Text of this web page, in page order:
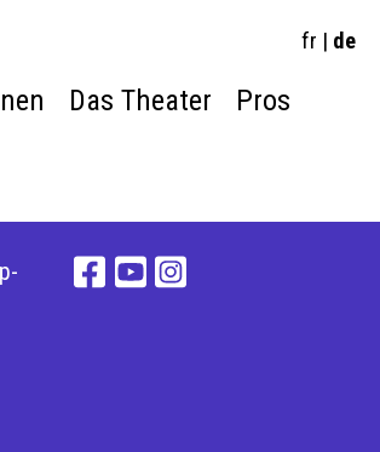
fr | de
Das Theater Pros